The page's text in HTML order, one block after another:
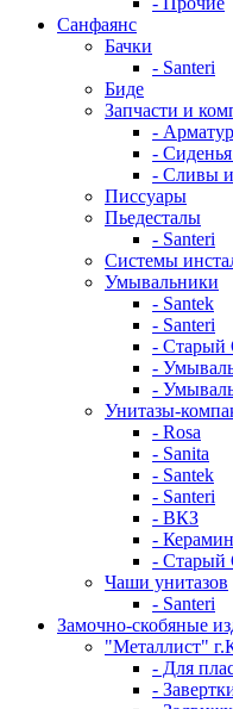
Санфаянс
Бачки
- Santeri
Биде
Запчасти и
-
- Сиденья
- Сливы и
Писсуары
Пьедесталы
- Santeri
Системы
Умывальники
- Santek
- Santeri
- Старый
-
-
Унитазы-
- Rosa
- Sanita
- Santek
- Santeri
- ВКЗ
- Керамин
- Старый
Чаши унитазов
- Santeri
Замочно-скобяные
"Металлист"
- Для
-